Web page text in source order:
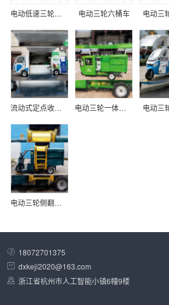
电动低速三轮双桶收运设备 电动三轮六桶车 电动三
流动式定点收集智能车高配版 电动三轮一体式清运车 电动三
电动三轮侧翻清运车
18072701375
dxkeji2020@163.com
浙江省杭州市人工智能小镇6幢9楼